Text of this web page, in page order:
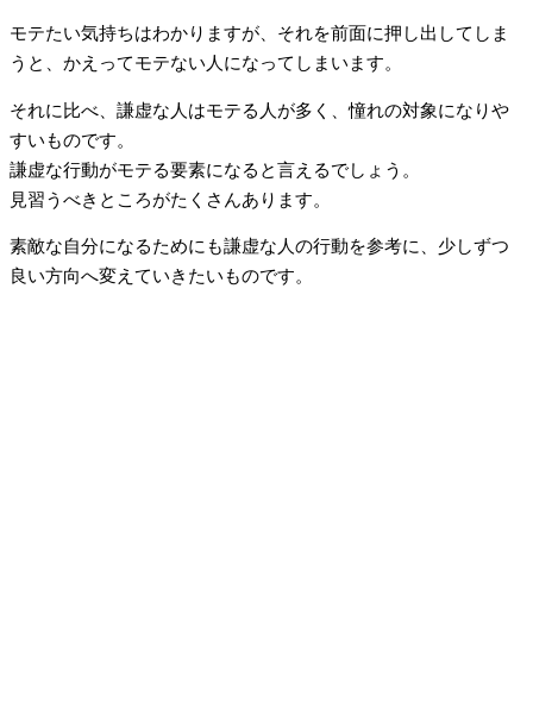
モテたい気持ちはわかりますが、それを前面に押し出してしま
うと、かえってモテない人になってしまいます。
それに比べ、謙虚な人はモテる人が多く、憧れの対象になりや
すいものです。
謙虚な行動がモテる要素になると言えるでしょう。
見習うべきところがたくさんあります。
素敵な自分になるためにも謙虚な人の行動を参考に、少しずつ
良い方向へ変えていきたいものです。